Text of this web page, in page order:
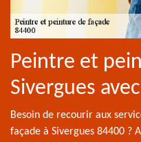
Peintre et
Sivergues
Besoin de recourir aux
façade à Sivergues 84400 ?